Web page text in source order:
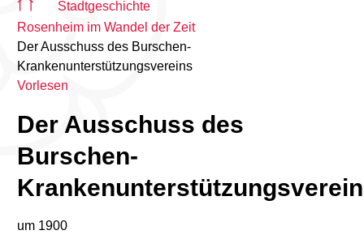
Stadtgeschichte
Rosenheim im Wandel der Zeit
Der Ausschuss des Burschen-
Krankenunterstützungsvereins
Vorlesen
Der Ausschuss des
Burschen-
um 1900